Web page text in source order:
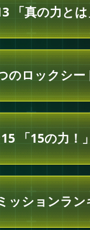
「真の力と
のロックシー
「15の力！
ッションラン